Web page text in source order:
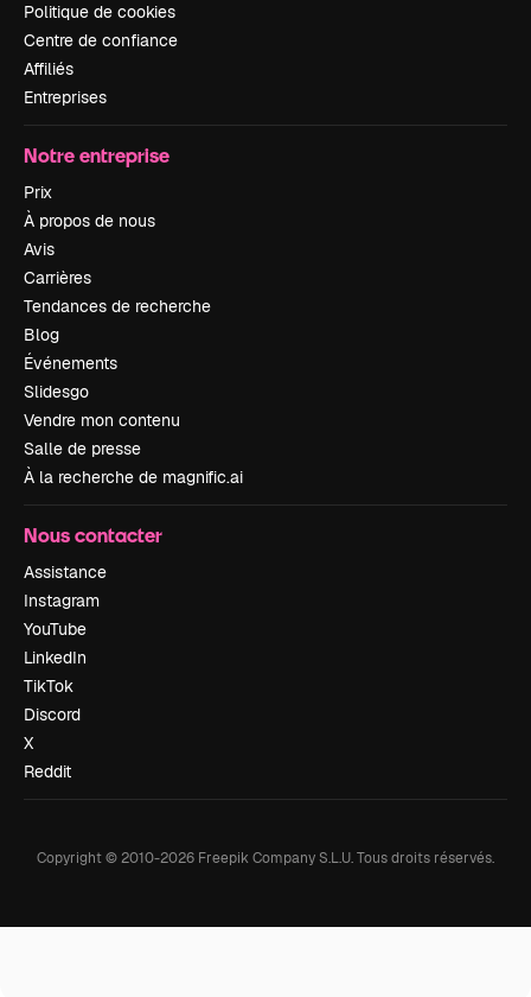
Politique de cookies
Centre de confiance
Affiliés
Entreprises
Notre entreprise
Prix
À propos de nous
Avis
Carrières
Tendances de recherche
Blog
Événements
Slidesgo
Vendre mon contenu
Salle de presse
À la recherche de magnific.ai
Nous contacter
Assistance
Instagram
YouTube
LinkedIn
TikTok
Discord
X
Reddit
Copyright © 2010-2026 Freepik Company S.L.U.Tous droits réservés.